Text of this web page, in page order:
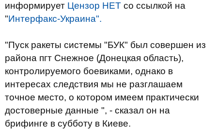
информирует Цензор НЕТ со ссылкой на
"Интерфакс-Украина".
"Пуск ракеты системы "БУК" был совершен из
района пгт Снежное (Донецкая область),
контролируемого боевиками, однако в
интересах следствия мы не разглашаем
точное место, о котором имеем практически
достоверные данные ", - сказал он на
брифинге в субботу в Киеве.